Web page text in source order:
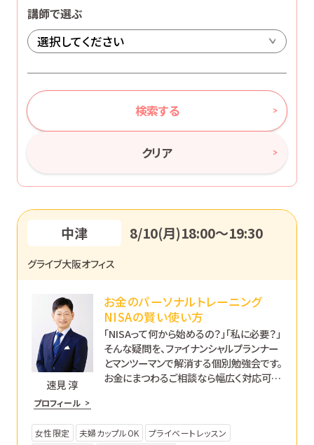
講師で選ぶ
検索する
クリア
中津 8/10(月)18:00〜19:30
グライブ大阪オフィス
速見 淳
プロフィール
お金のパーソナルトレーニング
NISAの賢い使い方
「NISAって何から始めるの？」「私に必要？」
そんな疑問を、ファイナンシャルプランナー
とマンツーマンで解消する個別勉強会です。
お金にまつわるご相談なら幅広く対応可能
女性限定 夫婦カップルOK
プライベートレッスン